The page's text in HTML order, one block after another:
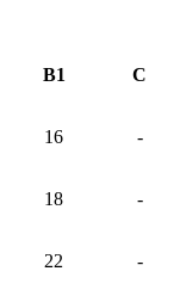
B1 C
16 -
18 -
22 -